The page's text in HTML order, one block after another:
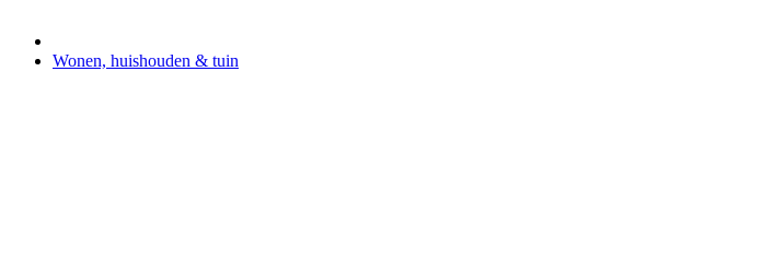
Wonen, huishouden & tuin